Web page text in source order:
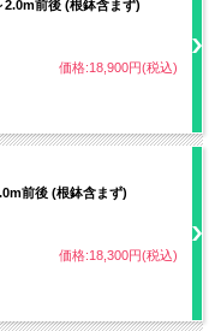
ウッドなど）
ろみ病など
2.0m前後 (根鉢含まず)
価格:18,900円(税込)
前後 (根鉢含まず)
価格:18,300円(税込)